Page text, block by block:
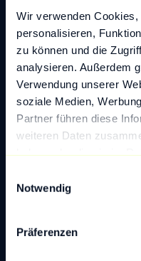
Wir verwenden
personalisieren,
zu können und die
analysieren. Außerdem
Verwendung unserer
soziale Medien,
Partner führen diese
weiteren Daten
Notwendig
Präferenzen
technologischen
Finanzwelt auf lange
vollumfänglich auf
generativer Finanz
Handeln
KI kann in letzter
Unterschied machen.